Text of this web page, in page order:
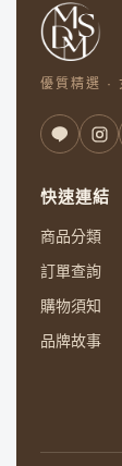
優質精選 ·
快速連結
商品分類
訂單查詢
購物須知
品牌故事